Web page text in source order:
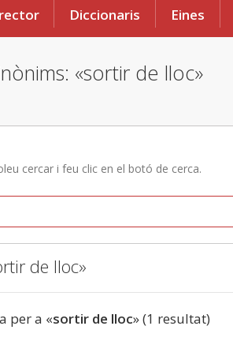
Diccionaris Eines
«sortir de lloc»
cercar i feu clic en el botó de cerca.
de lloc»
per a «sortir de lloc» (1 resultat)